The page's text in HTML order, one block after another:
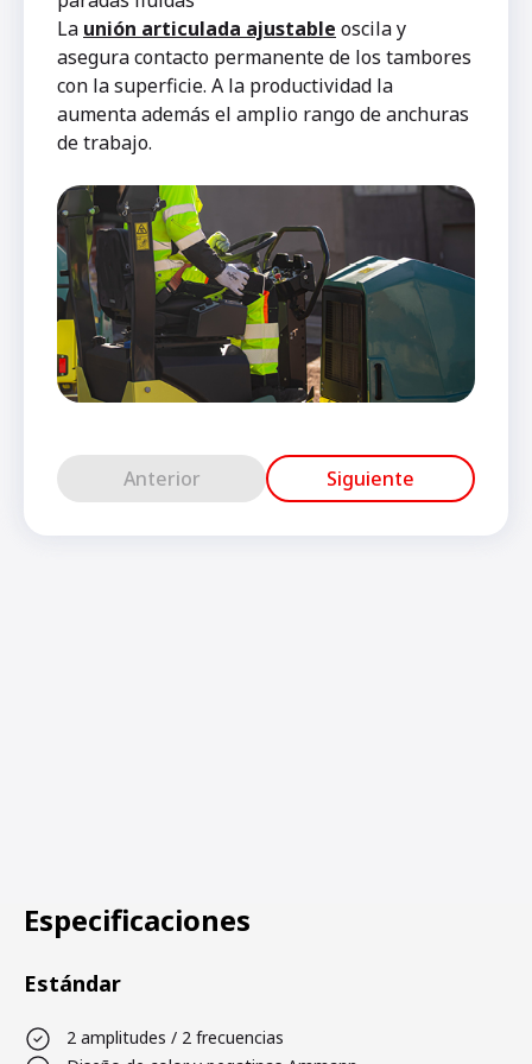
La unión articulada ajustable oscila y
asegura contacto permanente de los tambores
con la superficie. A la productividad la
aumenta además el amplio rango de anchuras
de trabajo.
Anterior Siguiente
Especificaciones
Estándar
2 amplitudes / 2 frecuencias